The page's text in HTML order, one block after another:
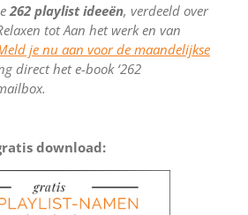
262 playlist ideeën, verdeeld over
tot Aan het werk en van
je nu aan voor de maandelijkse
direct het e-book ‘262
download: